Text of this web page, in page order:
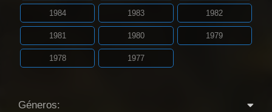
1984 1983 1982
1981 1980 1979
1978 1977
Géneros: